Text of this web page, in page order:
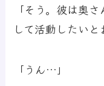
「そう。彼は奥
して活動したいと
「うん…」